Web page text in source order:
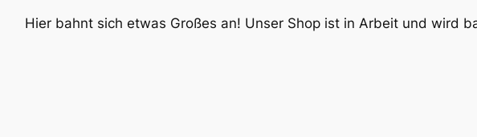
Hier bahnt sich etwas Großes an! Unser Shop ist in Arbeit und wird